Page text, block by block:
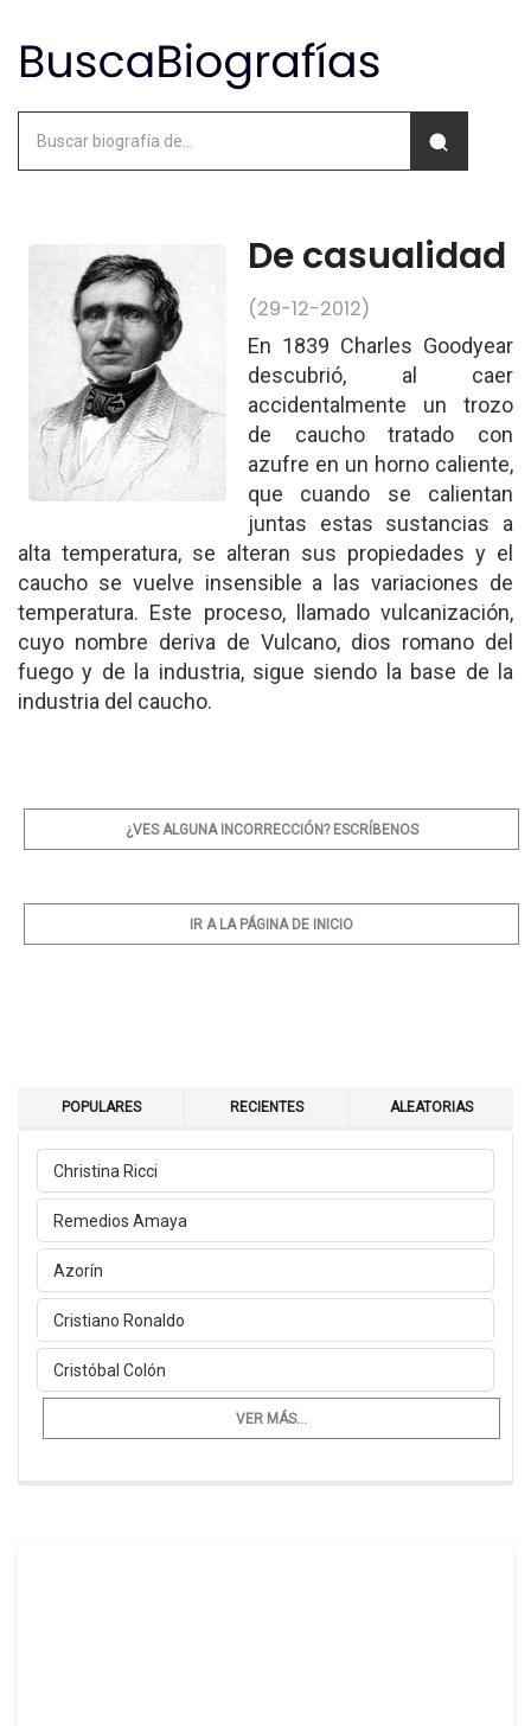
De casualidad
(29-12-2012)
En 1839 Charles Goodyear
descubrió, al caer
accidentalmente un trozo
de caucho tratado con
azufre en un horno caliente,
que cuando se calientan
juntas estas sustancias a
alta temperatura, se alteran sus propiedades y el
caucho se vuelve insensible a las variaciones de
temperatura. Este proceso, llamado vulcanización,
cuyo nombre deriva de Vulcano, dios romano del
fuego y de la industria, sigue siendo la base de la
industria del caucho.
¿VES ALGUNA INCORRECCIÓN? ESCRÍBENOS
IR A LA PÁGINA DE INICIO
POPULARES RECIENTES ALEATORIAS
Christina Ricci
Remedios Amaya
Azorín
Cristiano Ronaldo
Cristóbal Colón
VER MÁS...